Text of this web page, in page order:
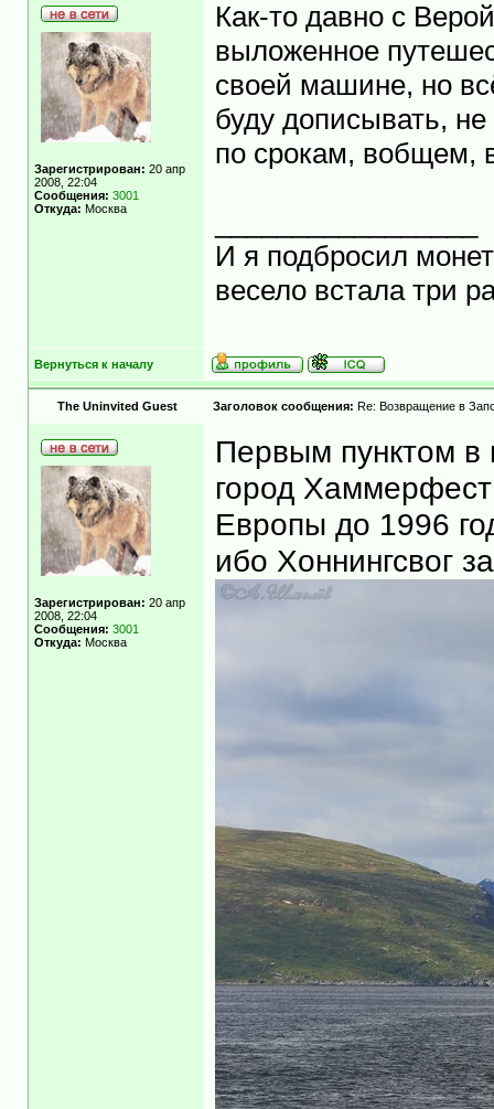
Зарегистрирован: 20 апр
2008, 22:04
Сообщения: 3001
Откуда: Москва
Как-то давно с
выложенное
своей машине, но
буду дописывать,
по срокам, вобщем,
И я подбросил
весело встала три
Вернуться к началу
The Uninvited Guest Заголовок сообщения: Re: Возвращение в
Зарегистрирован: 20 апр
2008, 22:04
Сообщения: 3001
Откуда: Москва
Первым пунктом в
город
Европы до 1996
ибо Хоннингсвог